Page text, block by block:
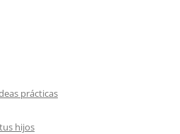
prácticas
hijos